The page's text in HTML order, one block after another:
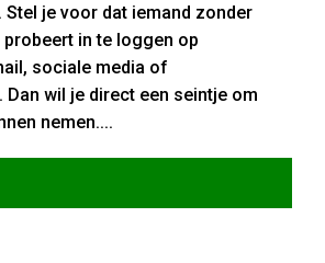
Stel je voor dat iemand zonder
in te loggen op
sociale media of
wil je direct een seintje om
nemen....